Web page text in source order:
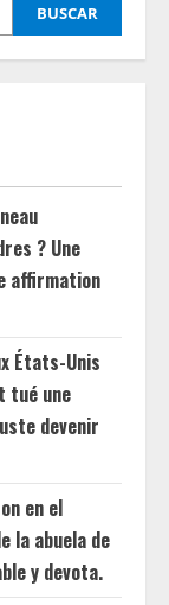
BUSCAR
? Une
affirmation
États-Unis
tué une
devenir
en el
la abuela de
y devota.